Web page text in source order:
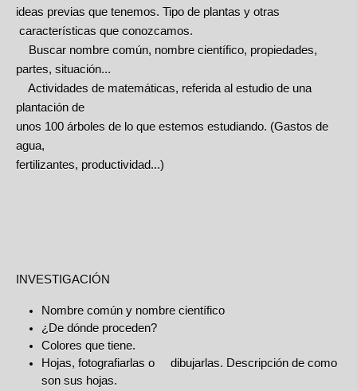
ideas previas que tenemos. Tipo de plantas y otras
características que conozcamos.
Buscar nombre común, nombre científico, propiedades,
partes, situación...
Actividades de matemáticas, referida al estudio de una
plantación de
unos 100 árboles de lo que estemos estudiando. (Gastos de
agua,
fertilizantes, productividad...)
INVESTIGACIÓN
Nombre común y nombre científico
¿De dónde proceden?
Colores que tiene.
Hojas, fotografiarlas o dibujarlas. Descripción de como
son sus hojas.